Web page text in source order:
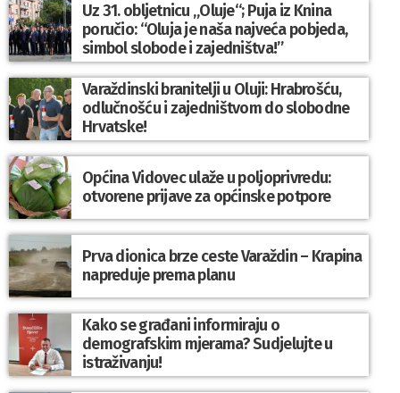
Uz 31. obljetnicu „Oluje“; Puja iz Knina
poručio: “Oluja je naša najveća pobjeda,
simbol slobode i zajedništva!”
Varaždinski branitelji u Oluji: Hrabrošću,
odlučnošću i zajedništvom do slobodne
Hrvatske!
Općina Vidovec ulaže u poljoprivredu:
otvorene prijave za općinske potpore
Prva dionica brze ceste Varaždin – Krapina
napreduje prema planu
Kako se građani informiraju o
demografskim mjerama? Sudjelujte u
istraživanju!